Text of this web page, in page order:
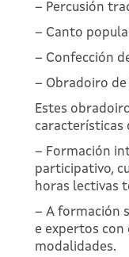
– Percusión
– Canto
– Confección
– Obradoiro
Estes
características
– Formación
participativo,
horas lectivas
– A formación
e expertos con
modalidades.